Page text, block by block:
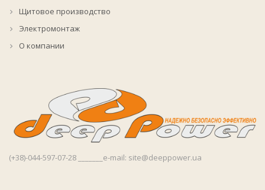
Making Love
Возобновляемая энергетика
Щитовое производство
Электромонтаж
О компании
(+38)-044-597-07-28 _______e-mail: site@deeppower.ua